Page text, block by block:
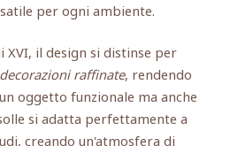
per ogni ambiente.
il design si distinse per
raffinate, rendendo
oggetto funzionale ma anche
si adatta perfettamente a
creando un'atmosfera di